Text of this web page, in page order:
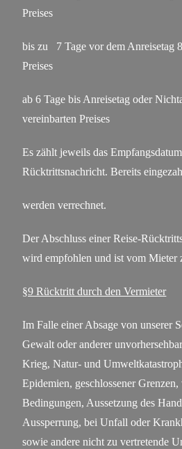
Preises
bis zu
7 Tage vor dem Anreisetag
Preises
ab 6 Tage bis Anreisetag oder
vereinbarten Preises
Es zählt jeweils das
Rücktrittsnachricht. Bereits
werden verrechnet.
Der Abschluss einer Reise-
wird empfohlen und ist vom Mieter
§9 Rücktritt durch den Vermieter
Im Falle einer Absage von unserer
Gewalt oder anderer
Krieg, Natur- und
Epidemien, geschlossener
Bedingungen, Aussetzung des
Aussperrung, bei Unfall oder
sowie andere nicht zu vertretende